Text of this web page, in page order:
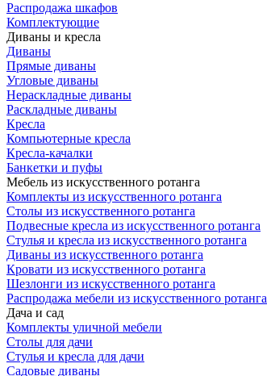
Распродажа шкафов
Комплектующие
Диваны и кресла
Диваны
Прямые диваны
Угловые диваны
Нераскладные диваны
Раскладные диваны
Кресла
Компьютерные кресла
Кресла-качалки
Банкетки и пуфы
Мебель из искусственного ротанга
Комплекты из искусственного ротанга
Столы из искусственного ротанга
Подвесные кресла из искусственного ротанга
Стулья и кресла из искусственного ротанга
Диваны из искусственного ротанга
Кровати из искусственного ротанга
Шезлонги из искусственного ротанга
Распродажа мебели из искусственного ротанга
Дача и сад
Комплекты уличной мебели
Столы для дачи
Стулья и кресла для дачи
Садовые диваны